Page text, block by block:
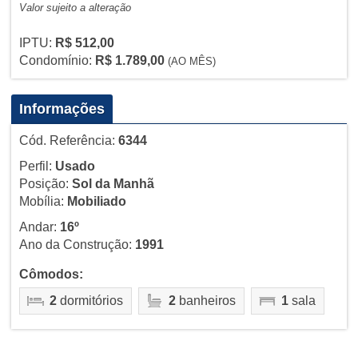
Valor sujeito a alteração
IPTU: R$ 512,00
Condomínio: R$ 1.789,00 (AO MÊS)
Informações
Cód. Referência: 6344
Perfil: Usado
Posição: Sol da Manhã
Mobília: Mobiliado
Andar: 16º
Ano da Construção: 1991
Cômodos:
2dormitórios 2banheiros 1sala